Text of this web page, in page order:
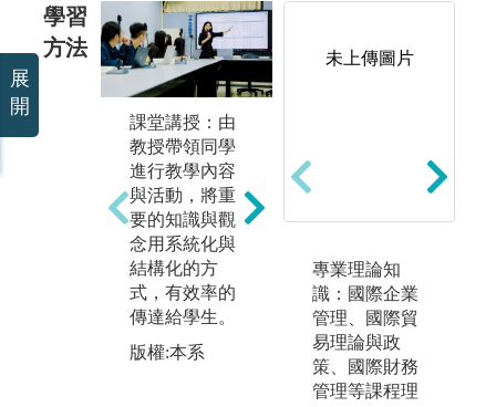
學習
方法
課堂講授：由
教授帶領同學
進行教學內容
與活動，將重
要的知識與觀
念用系統化與
結構化的方
式，有效率的
傳達給學生。
版權:本系
的課程設計，
讓同學進行分
組討論，學習
隊合作，培養
同學團隊領導
能力，分析問
題。
版權:本系
未上傳圖片
專業理論知
識：國際企業
管理、國際貿
易理論與政
策、國際財務
管理等課程理
展
開